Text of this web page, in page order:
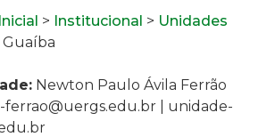
Inicial > Institucional > Unidades
Guaíba
Newton Paulo Ávila Ferrão
| unidade-